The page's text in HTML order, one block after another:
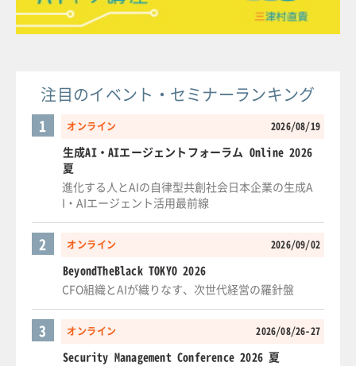
注目のイベント・セミナーランキング
オンライン 2026/08/19
1
生成AI・AIエージェントフォーラム Online 2026
夏
進化する人とAIの自律型共創社会日本企業の生成A
I・AIエージェント活用最前線
オンライン 2026/09/02
2
BeyondTheBlack TOKYO 2026
CFO組織とAIが織りなす、次世代経営の羅針盤
オンライン 2026/08/26-27
3
Security Management Conference 2026 夏